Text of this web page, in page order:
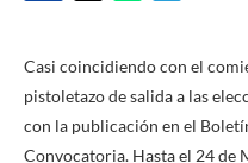
Casi coincidiendo con el
pistoletazo de salida a las
con la publicación en el
Convocatoria. Hasta el 24 de